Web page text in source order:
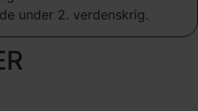
under 2. verdenskrig.